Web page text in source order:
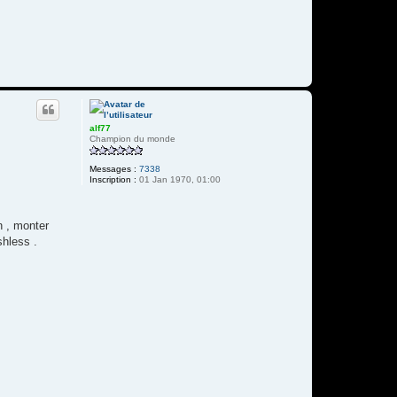
alf77
Champion du monde
Messages : 7338
Inscription : 01 Jan 1970, 01:00
, monter
.